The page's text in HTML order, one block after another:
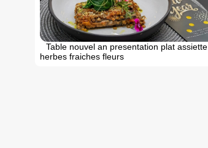
Table nouvel an presentation plat assiette
herbes fraiches fleurs